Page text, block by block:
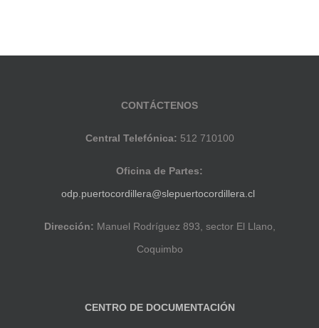
CONTÁCTENOS
Central Telefónica: 512 710100
Oficina de Partes:
odp.puertocordillera@slepuertocordillera.cl
Dirección: Manuel Rodríguez 893, sector El Llano,
Coquimbo
CENTRO DE DOCUMENTACIÓN